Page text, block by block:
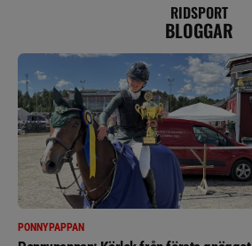
RIDSPORT
BLOGGAR
PONNYPAPPAN